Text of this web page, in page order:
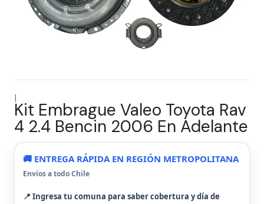
|
Kit Embrague Valeo Toyota Rav
4 2.4 Bencin 2006 En Adelante
🚚 ENTREGA RÁPIDA EN REGIÓN METROPOLITANA
Envíos a todo Chile
📍 Ingresa tu comuna para saber cobertura y día de